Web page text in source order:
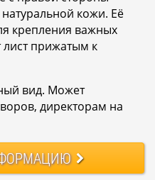
кожи. Её
крепления важных
лист прижатым к
вид. Может
директорам на